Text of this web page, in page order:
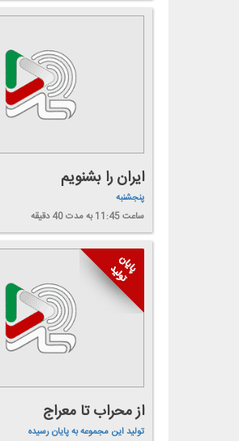
ایران را بشنویم
پنجشنبه
ساعت 11:45
به مدت 40 دقیقه
از محراب تا معراج
تولید این مجموعه به پایان رسیده